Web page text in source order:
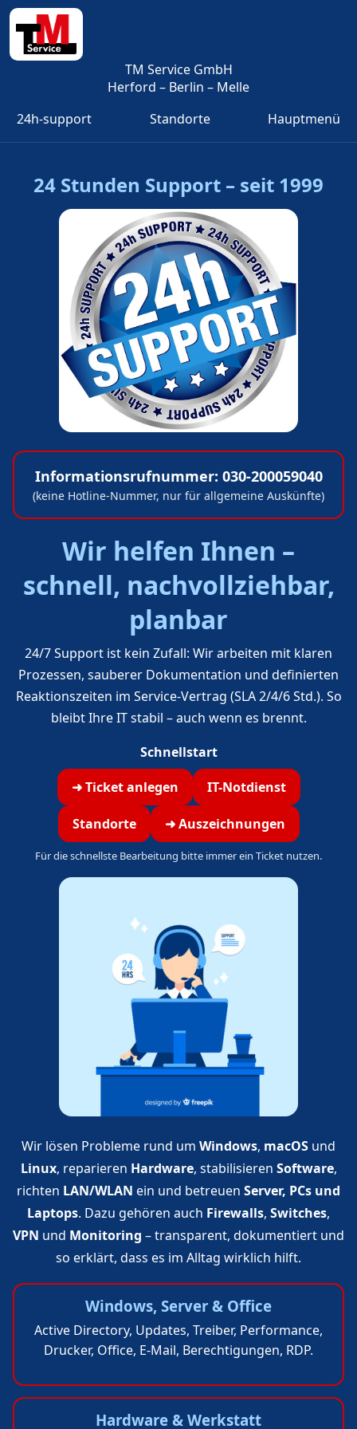
TM Service GmbH
Herford – Berlin – Melle
24h-support
Standorte Hauptmenü
24 Stunden Support – seit 1999
Informationsrufnummer: 030-200059040
(keine Hotline-Nummer, nur für allgemeine Auskünfte)
Wir helfen Ihnen –
schnell, nachvollziehbar,
planbar
24/7 Support ist kein Zufall: Wir arbeiten mit klaren
Prozessen, sauberer Dokumentation und definierten
Reaktionszeiten im Service-Vertrag (SLA 2/4/6 Std.). So
bleibt Ihre IT stabil – auch wenn es brennt.
Schnellstart
➜ Ticket anlegen
IT-Notdienst
Standorte ➜ Auszeichnungen
Für die schnellste Bearbeitung bitte immer ein Ticket nutzen.
Wir lösen Probleme rund um Windows, macOS und
Linux, reparieren Hardware, stabilisieren Software,
richten LAN/WLAN ein und betreuen Server, PCs und
Laptops. Dazu gehören auch Firewalls, Switches,
VPN und Monitoring – transparent, dokumentiert und
so erklärt, dass es im Alltag wirklich hilft.
Windows, Server & Office
Active Directory, Updates, Treiber, Performance,
Drucker, Office, E-Mail, Berechtigungen, RDP.
Hardware & Werkstatt